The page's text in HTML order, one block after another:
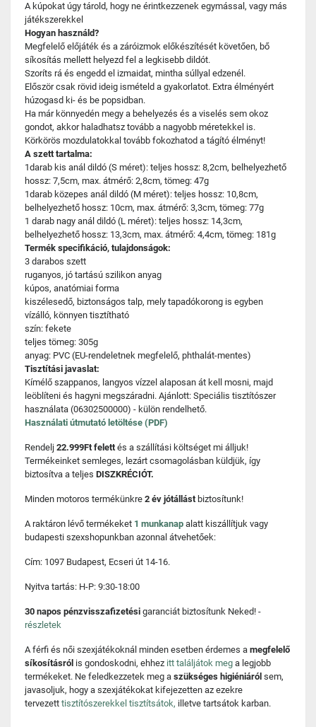
A kúpokat úgy tárold, hogy ne érintkezzenek egymással, vagy más
játékszerekkel
Hogyan használd?
Megfelelő előjáték és a záróizmok előkészítését követően, bő
síkosítás mellett helyezd fel a legkisebb dildót.
Szoríts rá és engedd el izmaidat, mintha súllyal edzenél.
Először csak rövid ideig ismételd a gyakorlatot. Extra élményért
húzogasd ki- és be popsidban.
Ha már könnyedén megy a behelyezés és a viselés sem okoz
gondot, akkor haladhatsz tovább a nagyobb méretekkel is.
Körkörös mozdulatokkal tovább fokozhatod a tágító élményt!
A szett tartalma:
1darab kis anál dildó (S méret): teljes hossz: 8,2cm, belhelyezhető
hossz: 7,5cm, max. átmérő: 2,8cm, tömeg: 47g
1darab közepes anál dildó (M méret): teljes hossz: 10,8cm,
belhelyezhető hossz: 10cm, max. átmérő: 3,3cm, tömeg: 77g
1 darab nagy anál dildó (L méret): teljes hossz: 14,3cm,
belhelyezhető hossz: 13,3cm, max. átmérő: 4,4cm, tömeg: 181g
Termék specifikáció, tulajdonságok:
3 darabos szett
ruganyos, jó tartású szilikon anyag
kúpos, anatómiai forma
kiszélesedő, biztonságos talp, mely tapadókorong is egyben
vízálló, könnyen tisztítható
szín: fekete
teljes tömeg: 305g
anyag: PVC (EU-rendeletnek megfelelő, phthalát-mentes)
Tisztítási javaslat:
Kímélő szappanos, langyos vízzel alaposan át kell mosni, majd
leöblíteni és hagyni megszáradni. Ajánlott: Speciális tisztítószer
használata (06302500000) - külön rendelhető.
Használati útmutató letöltése (PDF)
Rendelj 22.999Ft felettés a szállítási költséget mi álljuk!
Termékeinket semleges, lezárt csomagolásban küldjük, így
biztosítva a teljes DISZKRÉCIÓT.
Minden motoros termékünkre 2 év jótállást biztosítunk!
A raktáron lévő termékeket 1 munkanap alatt kiszállítjuk vagy
budapesti szexshopunkban azonnal átvehetőek:
Cím: 1097 Budapest, Ecseri út 14-16.
Nyitva tartás: H-P: 9:30-18:00
30 napos pénzvisszafizetési garanciát biztosítunk Neked! -
részletek
A férfi és női szexjátékoknál minden esetben érdemes a megfelelő
síkosításról is gondoskodni, ehhez itt találjátok meg a legjobb
termékeket. Ne feledkezzetek meg a szükséges higiéniáról sem,
javasoljuk, hogy a szexjátékokat kifejezetten az ezekre
tervezett tisztítószerekkel tisztítsátok, illetve tartsátok karban.